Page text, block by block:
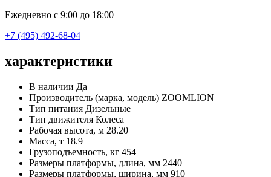
Ежедневно с 9:00 до 18:00
+7 (495) 492-68-04
характеристики
В наличии Да
Производитель (марка, модель) ZOOMLION
Тип питания Дизельные
Тип движителя Колеса
Рабочая высота, м 28.20
Масса, т 18.9
Грузоподъемность, кг 454
Размеры платформы, длина, мм 2440
Размеры платформы, ширина, мм 910